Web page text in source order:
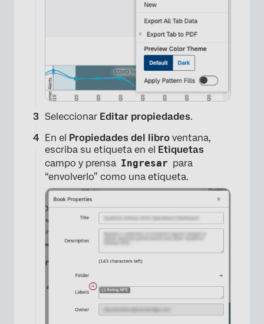
Seleccionar Editar propiedades.
En el Propiedades del libro ventana,
escriba su etiqueta en el Etiquetas
campo y prensa Ingresar para
“envolverlo” como una etiqueta.